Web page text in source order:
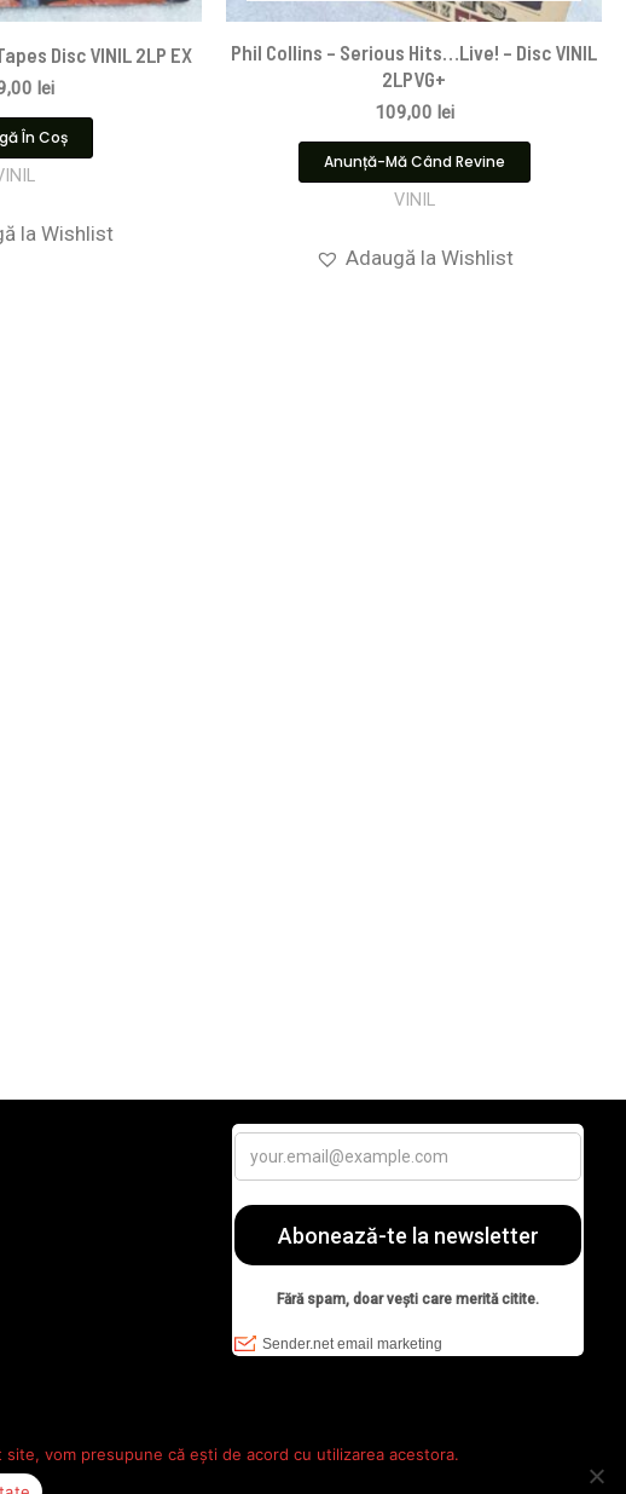
Disc VINIL 2LP EX
lei
În Coș
la Wishlist
Phil Collins – Serious Hits…Live! – Disc VINIL
2LPVG+
109,00 lei
Anunță-Mă Când Revine
VINIL
Adaugă la Wishlist
vom presupune că ești de acord cu utilizarea acestora.